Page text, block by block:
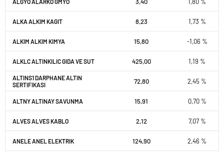
ALKA ALKIM KAGIT 8,23 1,73 %
ALKIM ALKIM KIMYA 15,80 -1,06 %
ALKLC ALTINKILIC GIDA VE SUT 425,00 1,19 %
ALTINS1 DARPHANE ALTIN
SERTIFIKASI
72,80 2,45 %
ALTNY ALTINAY SAVUNMA 15,91 0,70 %
ALVES ALVES KABLO 2,12 7,07 %
ANELE ANEL ELEKTRIK 124,90 2,46 %